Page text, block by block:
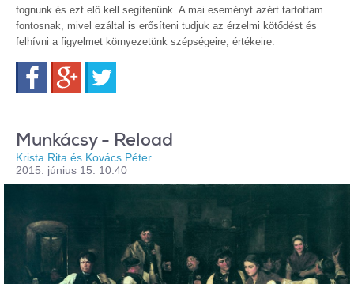
fognunk és ezt elő kell segítenünk. A mai eseményt azért tartottam
fontosnak, mivel ezáltal is erősíteni tudjuk az érzelmi kötődést és
felhívni a figyelmet környezetünk szépségeire, értékeire.
FacebookGoogle+
Munkácsy - Reload
Krista Rita és Kovács Péter
2015. június 15. 10:40